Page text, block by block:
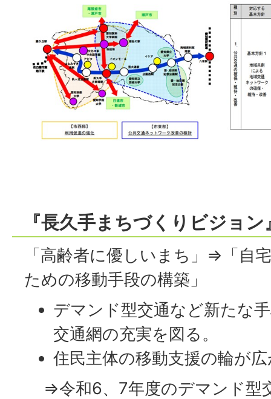
『長久手まちづくりビジョ
「高齢者に優しいまち」⇒「自
ための移動手段の構築」
デマンド型交通など新たな
交通網の充実を図る。
住民主体の移動支援の輪が
⇒令和6、7年度のデマンド型